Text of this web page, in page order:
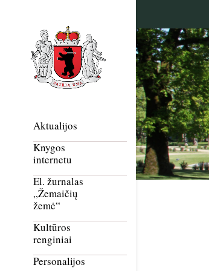
Aktualijos
Knygos
internetu
El. žurnalas
„Žemaičių
žemė“
Kultūros
renginiai
Personalijos